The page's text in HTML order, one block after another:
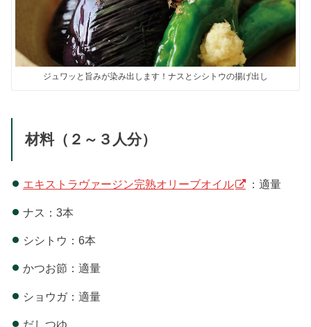
ジュワッと旨みが染み出します！ナスとシシトウの揚げ出し
材料（２～３人分）
エキストラヴァージン完熟オリーブオイル ：適量
ナス：3本
シシトウ：6本
かつお節：適量
ショウガ：適量
だしつゆ